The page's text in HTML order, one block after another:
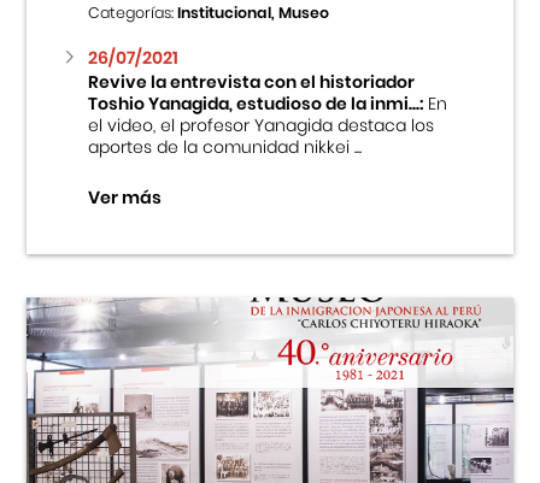
Categorías:Institucional, Museo
26/07/2021
Revive la entrevista con el historiador
Toshio Yanagida, estudioso de la inmi...:En
el video, el profesor Yanagida destaca los
aportes de la comunidad nikkei ...
Ver más